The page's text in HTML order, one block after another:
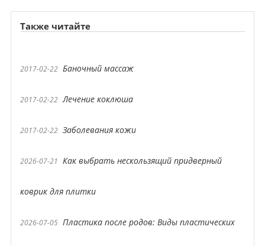
Также читайте
2017-02-22 Баночный массаж
2017-02-22 Лечение коклюша
2017-02-22 Заболевания кожи
2026-07-21 Как выбрать нескользящий придверный
коврик для плитки
2026-07-05 Пластика после родов: Виды пластических